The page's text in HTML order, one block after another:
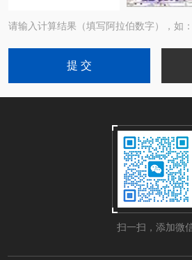
请输入计算结果（填写阿拉伯数字），如
扫一扫，添加微